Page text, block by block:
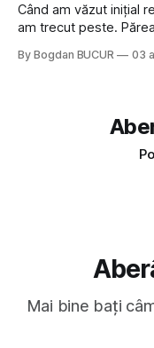
Când am văzut inițial
am trecut peste.
fine dining din alte
By Bogdan BUCUR 03
Mai bine bați